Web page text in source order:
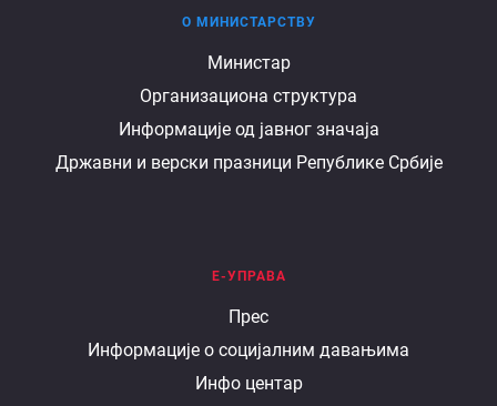
министарству
О МИНИСТАРСТВУ
Министар
Организациона структура
Информације од јавног значаја
Државни и верски празници Републике Србије
Е-УПРАВА
Прес
Информације о социјалним давањима
Инфо центар